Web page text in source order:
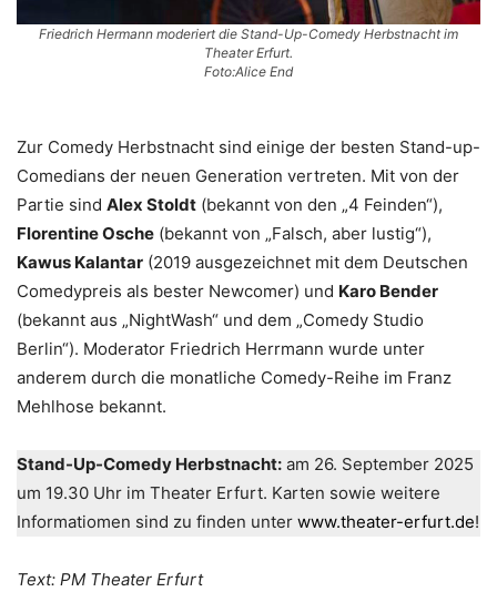
Friedrich Hermann moderiert die Stand-Up-Comedy Herbstnacht im
Theater Erfurt.
Foto:Alice End
Zur Comedy Herbstnacht sind einige der besten Stand-up-
Comedians der neuen Generation vertreten. Mit von der
Partie sind Alex Stoldt (bekannt von den „4 Feinden“),
Florentine Osche (bekannt von „Falsch, aber lustig“),
Kawus Kalantar (2019 ausgezeichnet mit dem Deutschen
Comedypreis als bester Newcomer) und Karo Bender
(bekannt aus „NightWash“ und dem „Comedy Studio
Berlin“). Moderator Friedrich Herrmann wurde unter
anderem durch die monatliche Comedy-Reihe im Franz
Mehlhose bekannt.
Stand-Up-Comedy Herbstnacht: am 26. September 2025
um 19.30 Uhr im Theater Erfurt. Karten sowie weitere
Informatiomen sind zu finden unter www.theater-erfurt.de!
Text: PM Theater Erfurt